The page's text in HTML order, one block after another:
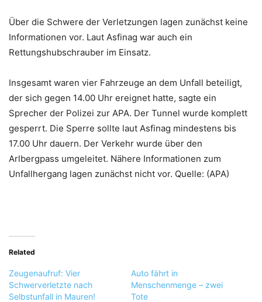
Über die Schwere der Verletzungen lagen zunächst keine
Informationen vor. Laut Asfinag war auch ein
Rettungshubschrauber im Einsatz.
Insgesamt waren vier Fahrzeuge an dem Unfall beteiligt,
der sich gegen 14.00 Uhr ereignet hatte, sagte ein
Sprecher der Polizei zur APA. Der Tunnel wurde komplett
gesperrt. Die Sperre sollte laut Asfinag mindestens bis
17.00 Uhr dauern. Der Verkehr wurde über den
Arlbergpass umgeleitet. Nähere Informationen zum
Unfallhergang lagen zunächst nicht vor. Quelle: (APA)
Related
Zeugenaufruf: Vier
Schwerverletzte nach
Selbstunfall in Mauren!
Auto fährt in
Menschenmenge – zwei
Tote